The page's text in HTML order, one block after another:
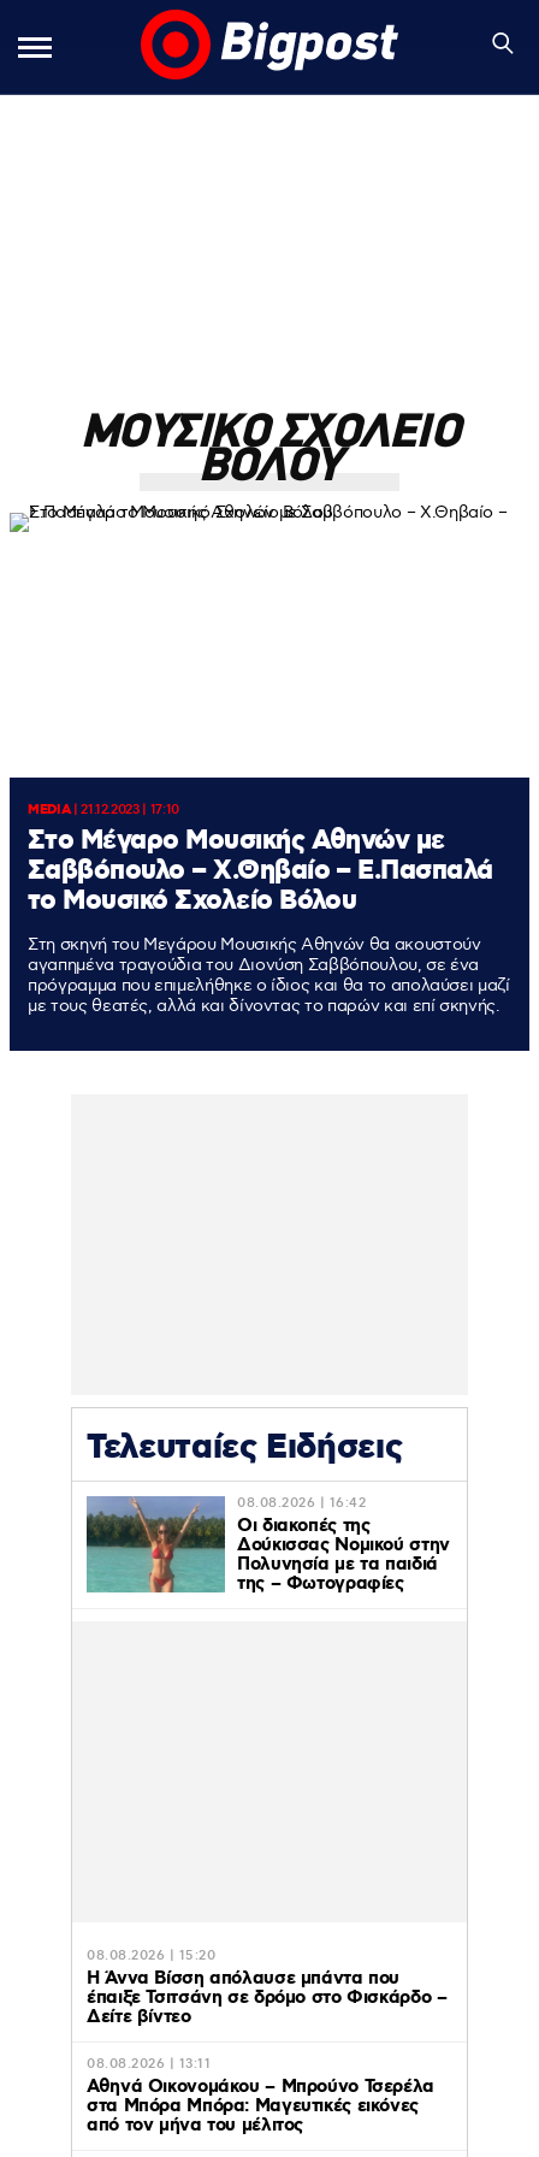
ΜΟΥΣΙΚΟ ΣΧΟΛΕΙΟ
ΒΟΛΟΥ
MEDIA|21.12.2023 | 17:10
Στο Μέγαρο Μουσικής Αθηνών με
Σαββόπουλο – Χ.Θηβαίο – Ε.Πασπαλά
το Μουσικό Σχολείο Βόλου
Στη σκηνή του Μεγάρου Μουσικής Αθηνών θα ακουστούν
αγαπημένα τραγούδια του Διονύση Σαββόπουλου, σε ένα
πρόγραμμα που επιμελήθηκε ο ίδιος και θα το απολαύσει μαζί
με τους θεατές, αλλά και δίνοντας το παρών και επί σκηνής.
Τελευταίες Ειδήσεις
08.08.2026 | 16:42
Οι διακοπές της
Δούκισσας Νομικού στην
Πολυνησία με τα παιδιά
της – Φωτογραφίες
08.08.2026 | 15:20
Η Άννα Βίσση απόλαυσε μπάντα που
έπαιξε Τσιτσάνη σε δρόμο στο Φισκάρδο –
Δείτε βίντεο
08.08.2026 | 13:11
Αθηνά Οικονομάκου – Μπρούνο Τσερέλα
στα Μπόρα Μπόρα: Mαγευτικές εικόνες
από τον μήνα του μέλιτος